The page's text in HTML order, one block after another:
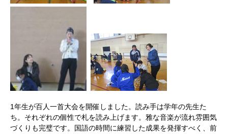
1年生が百人一首大会を開催しました。読み手は学年の先生た
ち。それぞれの個性で札を読み上げます。雅な音楽が流れ雰囲気
づくりも完璧です。国語の時間に練習した成果を発揮すべく、前